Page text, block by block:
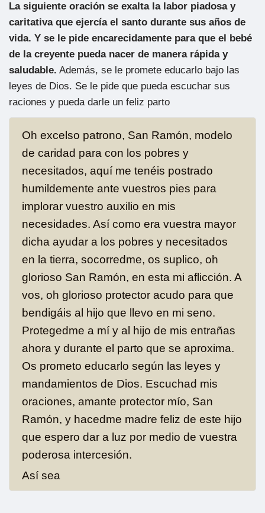
La siguiente oración se exalta la labor piadosa y
caritativa que ejercía el santo durante sus años de
vida. Y se le pide encarecidamente para que el bebé
de la creyente pueda nacer de manera rápida y
saludable. Además, se le promete educarlo bajo las
leyes de Dios. Se le pide que pueda escuchar sus
raciones y pueda darle un feliz parto
Oh excelso patrono, San Ramón, modelo
de caridad para con los pobres y
necesitados, aquí me tenéis postrado
humildemente ante vuestros pies para
implorar vuestro auxilio en mis
necesidades. Así como era vuestra mayor
dicha ayudar a los pobres y necesitados
en la tierra, socorredme, os suplico, oh
glorioso San Ramón, en esta mi aflicción. A
vos, oh glorioso protector acudo para que
bendigáis al hijo que llevo en mi seno.
Protegedme a mí y al hijo de mis entrañas
ahora y durante el parto que se aproxima.
Os prometo educarlo según las leyes y
mandamientos de Dios. Escuchad mis
oraciones, amante protector mío, San
Ramón, y hacedme madre feliz de este hijo
que espero dar a luz por medio de vuestra
poderosa intercesión.
Así sea